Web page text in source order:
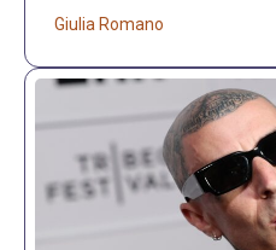
Giulia Romano